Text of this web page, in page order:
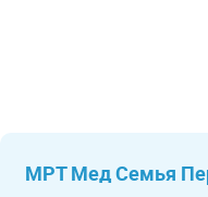
МРТ Мед Семья